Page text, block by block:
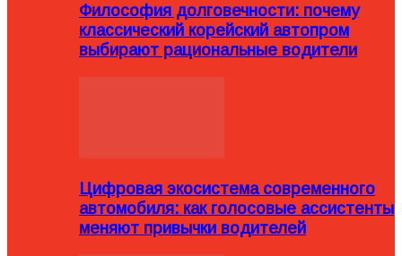
Философия долговечности: почему
классический корейский автопром
выбирают рациональные водители
Цифровая экосистема современного
автомобиля: как голосовые ассистенты
меняют привычки водителей